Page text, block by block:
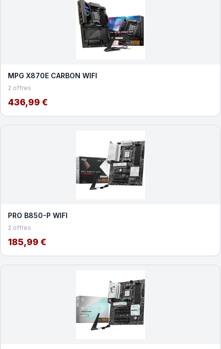
MPG X870E CARBON WIFI
2 offres
436,99 €
PRO B850-P WIFI
2 offres
185,99 €